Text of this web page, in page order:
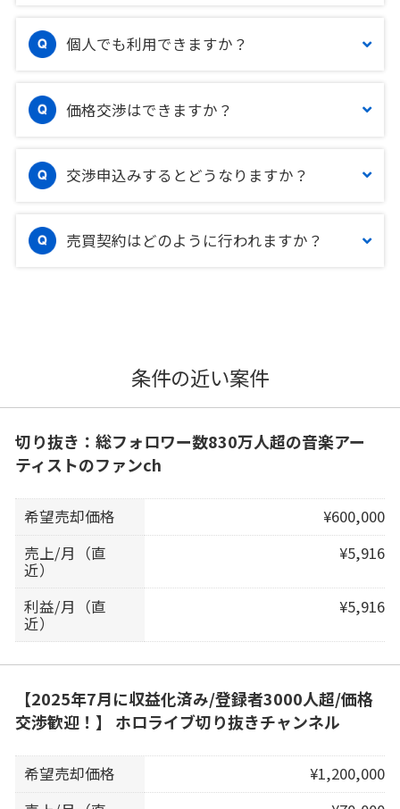
個人でも利用できますか？
価格交渉はできますか？
交渉申込みするとどうなりますか？
売買契約はどのように行われますか？
条件の近い案件
切り抜き：総フォロワー数830万人超の音楽アー
ティストのファンch
希望売却価格
¥600,000
売上/月（直
近）
¥5,916
利益/月（直
近）
¥5,916
【2025年7月に収益化済み/登録者3000人超/価格
交渉歓迎！】 ホロライブ切り抜きチャンネル
希望売却価格
¥1,200,000